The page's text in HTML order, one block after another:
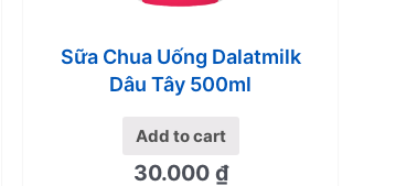
Sữa Chua Uống Dalatmilk
Dâu Tây 500ml
Add to cart
30.000 ₫